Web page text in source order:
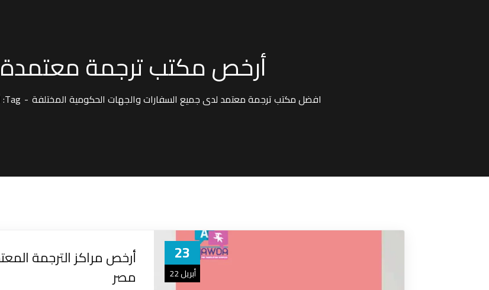
أرخص مكتب ترجمة
افضل مكتب ترجمة معتمد لدى جميع السفارات والجهات الحكومية المختلفة Tag: أرخص مكتب ترجمة معتمدة في مصر
23
أبريل 22
أرخص مراكز الترجمة
مصر